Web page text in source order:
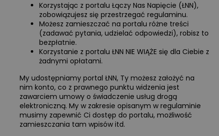
Korzystając z portalu Łączy Nas Napięcie (ŁNN),
zobowiązujesz się przestrzegać regulaminu.
Możesz zamieszczać na portalu różne treści
(zadawać pytania, udzielać odpowiedzi), robisz to
bezpłatnie.
Korzystanie z portalu ŁNN NIE WIĄŻE się dla Ciebie z
żadnymi opłatami.
My udostępniamy portal ŁNN, Ty możesz założyć na
nim konto, co z prawnego punktu widzenia jest
zawarciem umowy o świadczenie usług drogą
elektroniczną. My w zakresie opisanym w regulaminie
musimy zapewnić Ci dostęp do portalu, możliwość
zamieszczania tam wpisów itd.